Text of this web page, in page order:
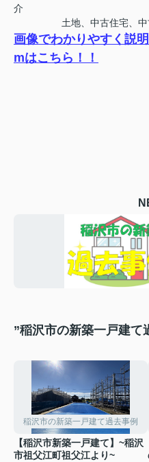
介
土地、中古住宅、中古
画像でわかりやすく説
mはこちら！！
”稲沢市の新築一戸建て
稲沢市の新築一戸建て過去事例
【稲沢市新築一戸建て】~稲沢
市祖父江町祖父江より~